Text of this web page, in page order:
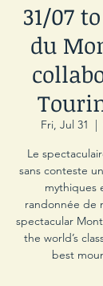
31/07
du
Fri, Jul 31
  |
Le
sans conteste
mythiques
randonnée de
spectacular
the world’s
best